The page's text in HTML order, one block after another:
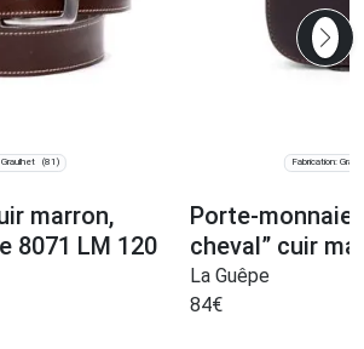
(81)
marron,
8071 LM 120
Fabrication:
Porte-monnaie
cheval” cuir
La Guêpe
84€